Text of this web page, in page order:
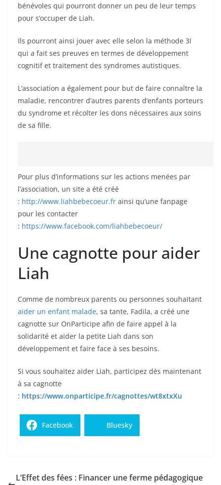
bénévoles qui pourront donner un peu de leur temps
pour s’occuper de Liah.
Ils pourront ainsi jouer avec elle selon la méthode 3I
qui a fait ses preuves en termes de développement
cognitif et traitement des syndromes autistiques.
L’association a également pour but de faire connaître la
maladie, rencontrer d’autres parents d’enfants porteurs
du syndrome et récolter les dons nécessaires aux soins
de sa fille.
Pour plus d’informations sur les actions menées par
l’association, un site a été créé
: http://www.liahbebecoeur.fr ainsi qu’une fanpage
pour les contacter
: https://www.facebook.com/liahbebecoeur/
Une cagnotte pour aider
Liah
Comme de nombreux parents ou personnes souhaitant
aider un enfant malade, sa tante, Fadila, a créé une
cagnotte sur OnParticipe afin de faire appel à la
solidarité et aider la petite Liah dans son
développement et faire face à ses besoins.
Si vous souhaitez aider Liah, participez dès maintenant
à sa cagnotte
: https://www.onparticipe.fr/cagnottes/wt8xtxXu
Facebook Bluesky
L’Effet des fées : Financer une ferme pédagogique